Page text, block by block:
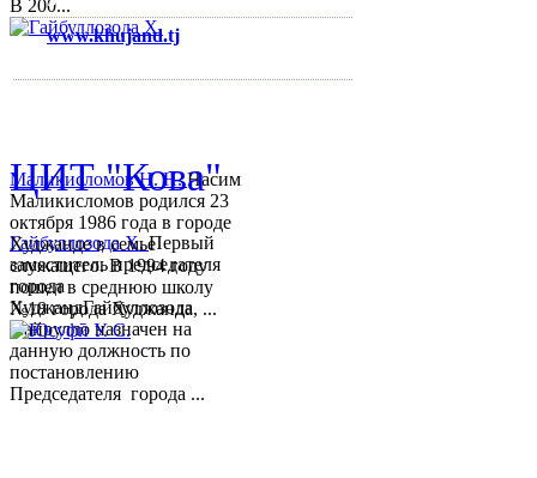
В 200...
Гайбуллозода Х.Первый
заместитель председателя
города
ХуджандГайбуллозода
Хайрулло назначен на
данную должность по
постановлению
Председателя города ...
Маликисломов Н. Н.Насим
Маликисломов родился 23
октября 1986 года в городе
Худжанде в семье
служащего. В 1994 году
пошел в среднюю школу
№18 города Худжанда, ...
www.khujand.tj
ЦИТ "Кова"